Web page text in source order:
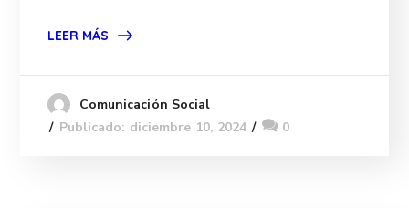
LEER MÁS
Comunicación Social
Publicado: diciembre 10, 2024
0